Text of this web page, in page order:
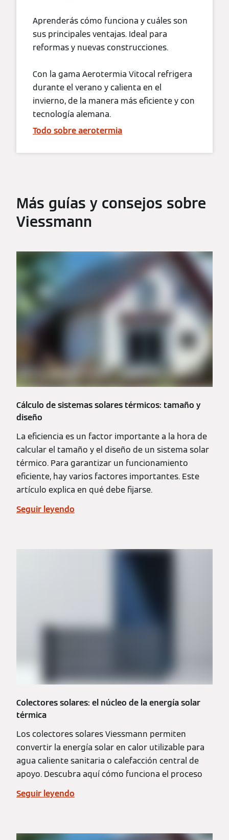
Aprenderás cómo funciona y cuáles son
sus principales ventajas. Ideal para
reformas y nuevas construcciones.
Con la gama Aerotermia Vitocal refrigera
durante el verano y calienta en el
invierno, de la manera más eficiente y con
tecnología alemana.
Todo sobre aerotermia
Más guías y consejos sobre
Viessmann
Cálculo de sistemas solares térmicos: tamaño y
diseño
La eficiencia es un factor importante a la hora de
calcular el tamaño y el diseño de un sistema solar
térmico. Para garantizar un funcionamiento
eficiente, hay varios factores importantes. Este
artículo explica en qué debe fijarse.
Seguir leyendo
Colectores solares: el núcleo de la energía solar
térmica
Los colectores solares Viessmann permiten
convertir la energía solar en calor utilizable para
agua caliente sanitaria o calefacción central de
apoyo. Descubra aquí cómo funciona el proceso
Seguir leyendo